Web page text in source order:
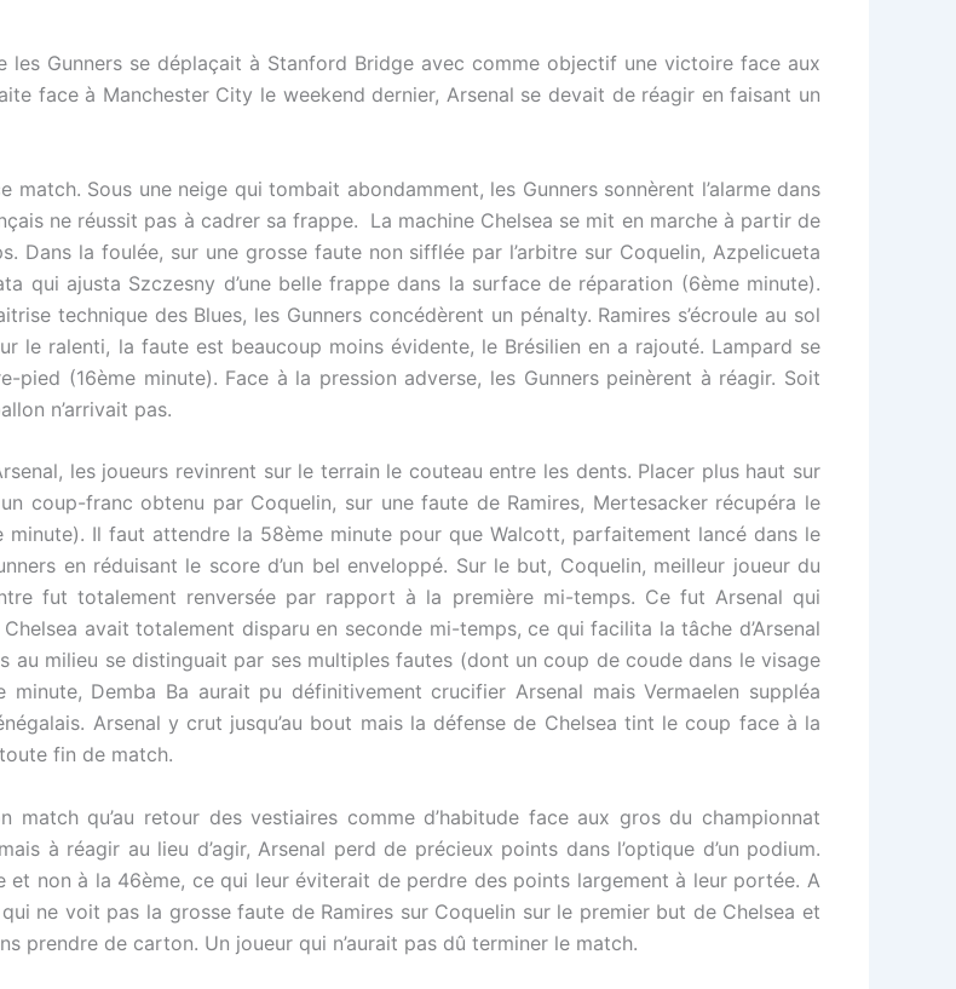
les Gunners se déplaçait à Stanford Bridge avec comme objectif une victoire face aux
face à Manchester City le weekend dernier, Arsenal se devait de réagir en faisant un
Sous une neige qui tombait abondamment, les Gunners sonnèrent l’alarme dans
ne réussit pas à cadrer sa frappe. La machine Chelsea se mit en marche à partir de
Dans la foulée, sur une grosse faute non sifflée par l’arbitre sur Coquelin, Azpelicueta
qui ajusta Szczesny d’une belle frappe dans la surface de réparation (6ème minute).
technique des Blues, les Gunners concédèrent un pénalty. Ramires s’écroule au sol
le ralenti, la faute est beaucoup moins évidente, le Brésilien en a rajouté. Lampard se
(16ème minute). Face à la pression adverse, les Gunners peinèrent à réagir. Soit
n’arrivait pas.
les joueurs revinrent sur le terrain le couteau entre les dents. Placer plus haut sur
coup-franc obtenu par Coquelin, sur une faute de Ramires, Mertesacker récupéra le
Il faut attendre la 58ème minute pour que Walcott, parfaitement lancé dans le
en réduisant le score d’un bel enveloppé. Sur le but, Coquelin, meilleur joueur du
fut totalement renversée par rapport à la première mi-temps. Ce fut Arsenal qui
avait totalement disparu en seconde mi-temps, ce qui facilita la tâche d’Arsenal
au milieu se distinguait par ses multiples fautes (dont un coup de coude dans le visage
Demba Ba aurait pu définitivement crucifier Arsenal mais Vermaelen suppléa
Arsenal y crut jusqu’au bout mais la défense de Chelsea tint le coup face à la
fin de match.
match qu’au retour des vestiaires comme d’habitude face aux gros du championnat
à réagir au lieu d’agir, Arsenal perd de précieux points dans l’optique d’un podium.
et non à la 46ème, ce qui leur éviterait de perdre des points largement à leur portée. A
ne voit pas la grosse faute de Ramires sur Coquelin sur le premier but de Chelsea et
prendre de carton. Un joueur qui n’aurait pas dû terminer le match.